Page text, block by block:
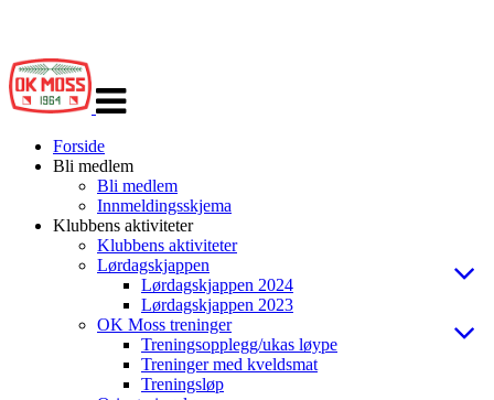
navigasjon
Forside
Bli medlem
Bli medlem
Innmeldingsskjema
Klubbens aktiviteter
Klubbens aktiviteter
Lørdagskjappen
Lørdagskjappen 2024
Lørdagskjappen 2023
OK Moss treninger
Treningsopplegg/ukas løype
Treninger med kveldsmat
Treningsløp